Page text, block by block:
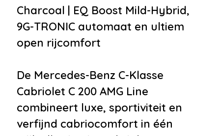
•Aluminium delen exterieur
• Buitenspiegel(s) automatisch
dimmend
Buitenspiegels elektrisch
inklapbaar
• Buitenspiegels elektrisch
verstel- en verwarmbaar
Buitenspiegels elektrisch
verstelbaar
Charcoal | EQ Boost Mild-Hybrid,
9G-TRONIC automaat en ultiem
open rijcomfort
De Mercedes-Benz C-Klasse
Cabriolet C 200 AMG Line
combineert luxe, sportiviteit en
verfijnd cabriocomfort in één